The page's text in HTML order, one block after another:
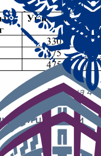
Таблица 4
ценности